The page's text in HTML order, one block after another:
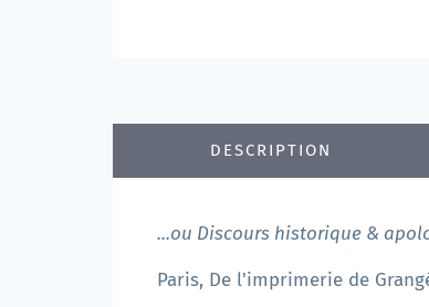
DESCRIPTION
...ou Discours historique &
Paris, De l'imprimerie de